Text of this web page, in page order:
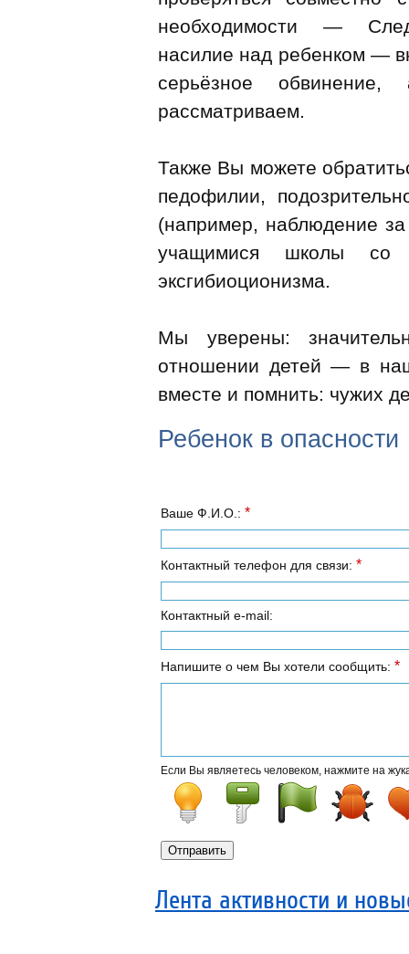
необходимости —
насилие над ребенком —
серьёзное
рассматриваем.
Также Вы можете
педофилии,
(например, наблюдение за
учащимися школы со
эксгибиоционизма.
Мы уверены:
отношении детей — в
вместе и помнить: чужих
Ребенок в опасности
Ваше Ф.И.О.: *
Контактный телефон для связи: *
Контактный e-mail:
Напишите о чем Вы хотели сообщить: *
Если Вы являетесь человеком, нажмите на
Лента активности и